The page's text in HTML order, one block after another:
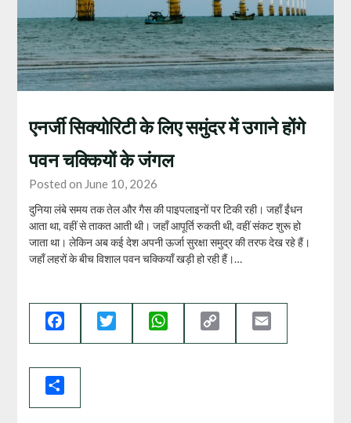
एनर्जी सिक्योरिटी के लिए समुंदर में उगाने होंगे
पवन चक्कियों के जंगल
Posted on June 10, 2026
दुनिया लंबे समय तक तेल और गैस की पाइपलाइनों पर टिकी रही। जहाँ ईंधन
आता था, वहीं से ताकत आती थी। जहाँ आपूर्ति रुकती थी, वहीं संकट शुरू हो
जाता था। लेकिन अब कई देश अपनी ऊर्जा सुरक्षा समुद्र की तरफ देख रहे हैं।
जहाँ लहरों के बीच विशाल पवन चक्कियाँ खड़ी हो रही हैं।…
Facebook Twitter WhatsApp
Link